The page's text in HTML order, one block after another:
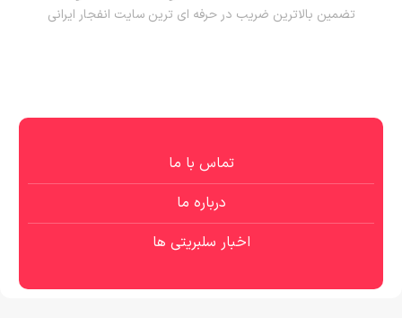
تضمین بالاترین ضریب در حرفه ای ترین سایت انفجار ایرانی
تماس با ما
درباره ما
اخبار سلبریتی ها